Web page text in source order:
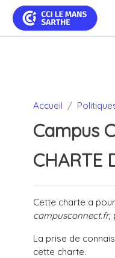
Passer au contenu principal
Accueil
Campus
CHARTE
Cette charte a
campusconnect.fr,
La prise de
cette charte.